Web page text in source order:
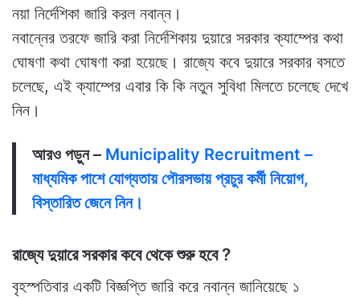
নয়া নির্দেশিকা জারি করল নবান্ন।
নবান্নের তরফে জারি করা নির্দেশিকায় দুয়ারে সরকার ক্যাম্পের কথা
ঘোষণা কথা ঘোষণা করা হয়েছে। রাজ্যে কবে দুয়ারে সরকার বসতে
চলেছে, এই ক্যাম্পের এবার কি কি নতুন সুবিধা মিলতে চলেছে দেখে
নিন।
আরও পড়ুন – Municipality Recruitment –
মাধ্যমিক পাশে যোগ্যতায় পৌরসভায় প্রচুর কর্মী নিয়োগ,
বিস্তারিত জেনে নিন।
রাজ্যে দুয়ারে সরকার কবে থেকে শুরু হবে ?
বৃহস্পতিবার একটি বিজ্ঞপ্তি জারি করে নবান্ন জানিয়েছে ১